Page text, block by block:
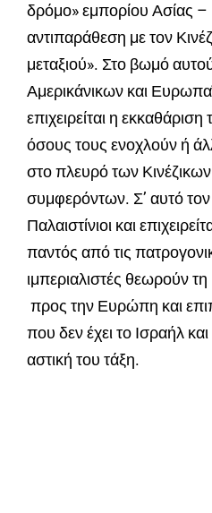
δρόμο» εμπορίου Ασίας
αντιπαράθεση με τον
μεταξιού». Στο βωμό
Αμερικάνικων και
επιχειρείται η
όσους τους ενοχλούν ή
στο πλευρό των Κινέζικων
συμφερόντων. Σ’ αυτό
Παλαιστίνιοι και
παντός από τις
ιμπεριαλιστές θεωρούν
προς την Ευρώπη και
που δεν έχει το Ισραήλ
αστική του τάξη.